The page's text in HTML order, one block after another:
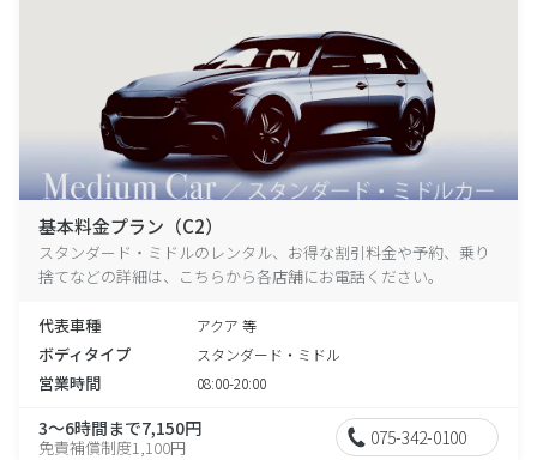
基本料金プラン（C2）
スタンダード・ミドルのレンタル、お得な割引料金や予約、乗り
捨てなどの詳細は、こちらから各店舗にお電話ください。
代表車種 アクア 等
ボディタイプ スタンダード・ミドル
営業時間 08:00-20:00
3～6時間まで7,150円
免責補償制度1,100円 075-342-0100